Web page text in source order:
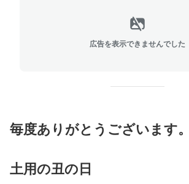
広告を表示できませんでした
毎度ありがとうございます。
土用の丑の日